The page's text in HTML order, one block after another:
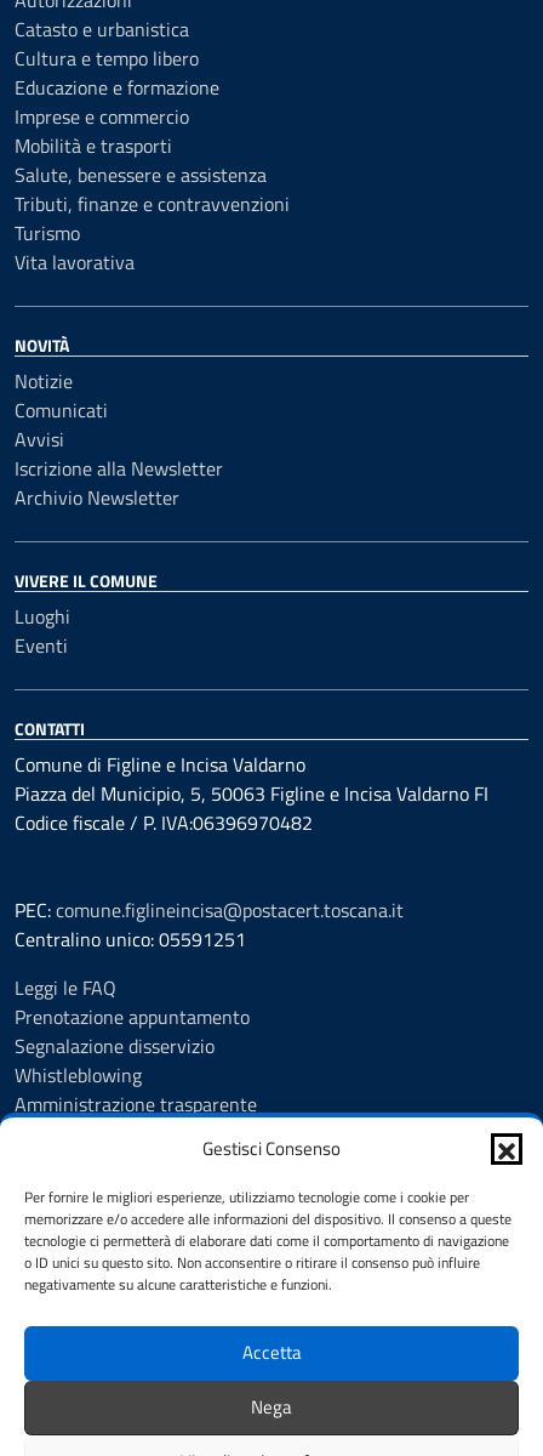
Gestisci Consenso
Per fornire le migliori esperienze, utilizziamo tecnologie come i cookie per
memorizzare e/o accedere alle informazioni del dispositivo. Il consenso a queste
tecnologie ci permetterà di elaborare dati come il comportamento di navigazione
o ID unici su questo sito. Non acconsentire o ritirare il consenso può influire
negativamente su alcune caratteristiche e funzioni.
Accetta
Nega
Catasto e urbanistica
Cultura e tempo libero
Educazione e formazione
Imprese e commercio
Mobilità e trasporti
Salute, benessere e assistenza
Tributi, finanze e contravvenzioni
Turismo
Vita lavorativa
NOVITÀ
Notizie
Comunicati
Avvisi
Iscrizione alla Newsletter
Archivio Newsletter
VIVERE IL COMUNE
Luoghi
Eventi
CONTATTI
Comune di Figline e Incisa Valdarno
Piazza del Municipio, 5, 50063 Figline e Incisa Valdarno FI
Codice fiscale / P. IVA:06396970482
PEC:comune.figlineincisa@postacert.toscana.it
Centralino unico: 05591251
Leggi le FAQ
Prenotazione appuntamento
Segnalazione disservizio
Whistleblowing
Amministrazione trasparente
Albo Pretorio
Cookie Policy
Informativa privacy
Dichiarazione di accessibilità
SEGUICI SU
Facebook Instagram YouTube